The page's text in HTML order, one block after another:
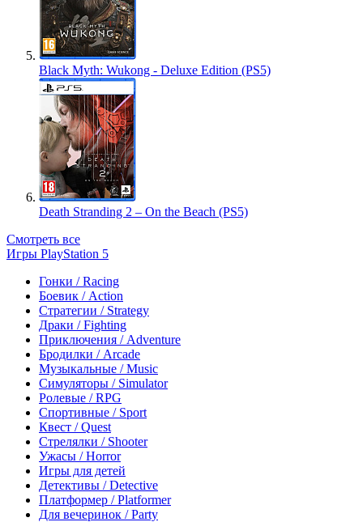
Black Myth: Wukong - Deluxe Edition (PS5)
Death Stranding 2 – On the Beach (PS5)
Смотреть все
Игры PlayStation 5
Гонки / Racing
Боевик / Action
Стратегии / Strategy
Драки / Fighting
Приключения / Adventure
Бродилки / Arcade
Музыкальные / Music
Симуляторы / Simulator
Ролевые / RPG
Спортивные / Sport
Квест / Quest
Стрелялки / Shooter
Ужасы / Horror
Игры для детей
Детективы / Detective
Платформер / Platformer
Для вечеринок / Party